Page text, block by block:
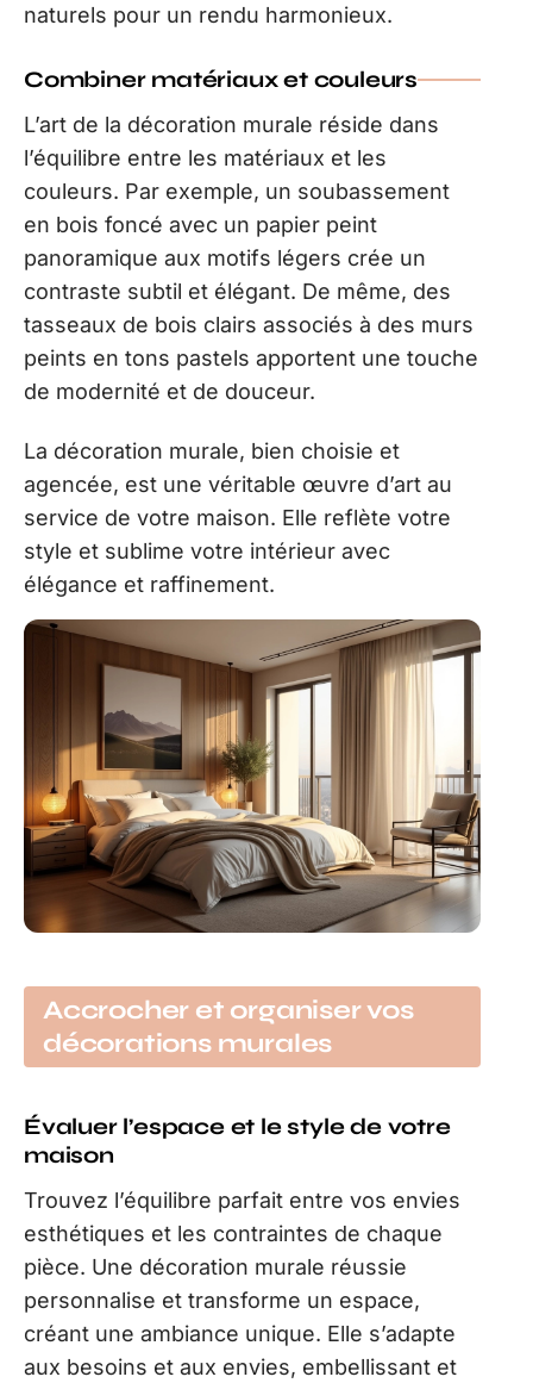
naturels pour un rendu harmonieux.
Combiner matériaux et couleurs
L’art de la décoration murale réside dans
l’équilibre entre les matériaux et les
couleurs. Par exemple, un soubassement
en bois foncé avec un papier peint
panoramique aux motifs légers crée un
contraste subtil et élégant. De même, des
tasseaux de bois clairs associés à des murs
peints en tons pastels apportent une touche
de modernité et de douceur.
La décoration murale, bien choisie et
agencée, est une véritable œuvre d’art au
service de votre maison. Elle reflète votre
style et sublime votre intérieur avec
élégance et raffinement.
Accrocher et organiser vos
décorations murales
Évaluer l’espace et le style de votre
maison
Trouvez l’équilibre parfait entre vos envies
esthétiques et les contraintes de chaque
pièce. Une décoration murale réussie
personnalise et transforme un espace,
créant une ambiance unique. Elle s’adapte
aux besoins et aux envies, embellissant et